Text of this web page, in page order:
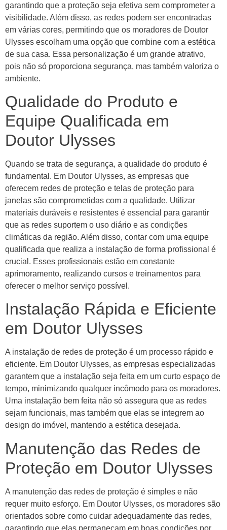
garantindo que a proteção seja efetiva sem comprometer a
visibilidade. Além disso, as redes podem ser encontradas
em várias cores, permitindo que os moradores de Doutor
Ulysses escolham uma opção que combine com a estética
de sua casa. Essa personalização é um grande atrativo,
pois não só proporciona segurança, mas também valoriza o
ambiente.
Qualidade do Produto e
Equipe Qualificada em
Doutor Ulysses
Quando se trata de segurança, a qualidade do produto é
fundamental. Em Doutor Ulysses, as empresas que
oferecem redes de proteção e telas de proteção para
janelas são comprometidas com a qualidade. Utilizar
materiais duráveis e resistentes é essencial para garantir
que as redes suportem o uso diário e as condições
climáticas da região. Além disso, contar com uma equipe
qualificada que realiza a instalação de forma profissional é
crucial. Esses profissionais estão em constante
aprimoramento, realizando cursos e treinamentos para
oferecer o melhor serviço possível.
Instalação Rápida e Eficiente
em Doutor Ulysses
A instalação de redes de proteção é um processo rápido e
eficiente. Em Doutor Ulysses, as empresas especializadas
garantem que a instalação seja feita em um curto espaço de
tempo, minimizando qualquer incômodo para os moradores.
Uma instalação bem feita não só assegura que as redes
sejam funcionais, mas também que elas se integrem ao
design do imóvel, mantendo a estética desejada.
Manutenção das Redes de
Proteção em Doutor Ulysses
A manutenção das redes de proteção é simples e não
requer muito esforço. Em Doutor Ulysses, os moradores são
orientados sobre como cuidar adequadamente das redes,
garantindo que elas permaneçam em boas condições por